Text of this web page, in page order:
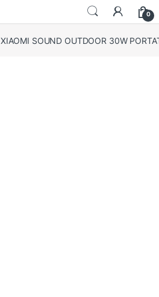
0
XIAOMI SOUND OUTDOOR 30W